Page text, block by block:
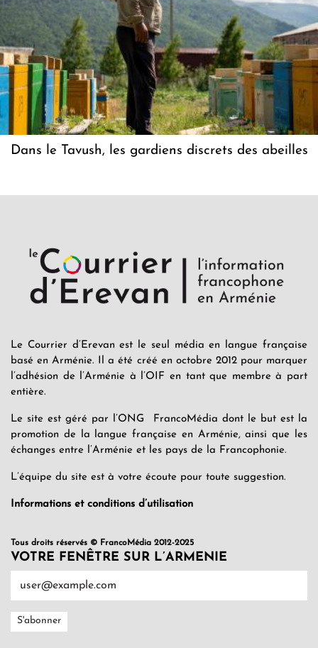
Dans le Tavush, les gardiens discrets des abeilles
Le Courrier d’Erevan est le seul média en langue française
basé en Arménie. Il a été créé en octobre 2012 pour marquer
l’adhésion de l’Arménie à l’OIF en tant que membre à part
entière.
Le site est géré par l’ONG FrancoMédia dont le but est la
promotion de la langue française en Arménie, ainsi que les
échanges entre l’Arménie et les pays de la Francophonie.
L’équipe du site est à votre écoute pour toute suggestion.
Informations et conditions d’utilisation
Tous droits réservés © FrancoMédia 2012-2025
VOTRE FENÊTRE SUR L’ARMENIE